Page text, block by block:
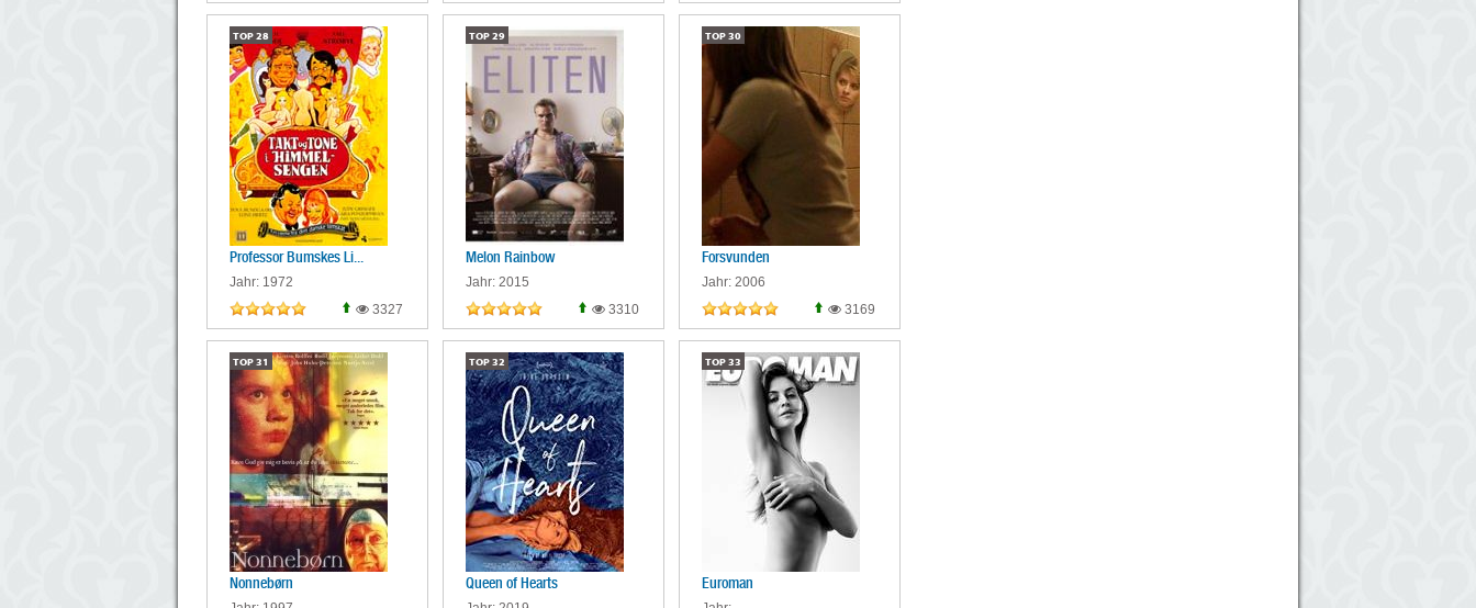
TOP 28
Professor Bumskes Li...
Jahr: 1972
3327
TOP 29
Melon Rainbow
Jahr: 2015
3310
TOP 30
Forsvunden
Jahr: 2006
3169
TOP 31
Nonnebørn
TOP 32
Queen of Hearts
TOP 33
Euroman